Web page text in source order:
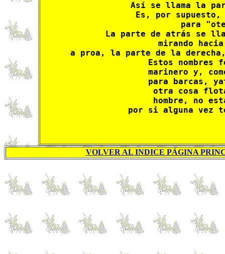
Así se llama la
Es, por
para
La parte de atrás se
mirando
a proa, la parte de la
Estos nombres
marinero y,
para barcas,
otra cosa
hombre, no
por si alguna vez
VOLVER AL INDICE PÁGINA